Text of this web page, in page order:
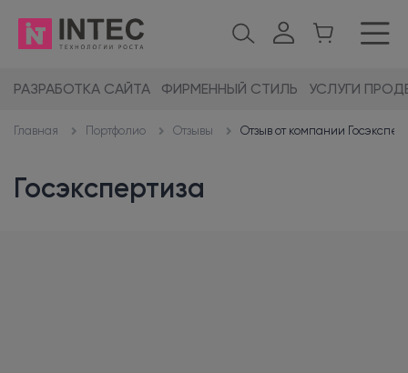
РАЗРАБОТКА САЙТА ФИРМЕННЫЙ СТИЛЬ УСЛУГИ
Главная Портфолио Отзывы Отзыв от компании
Госэкспертиза